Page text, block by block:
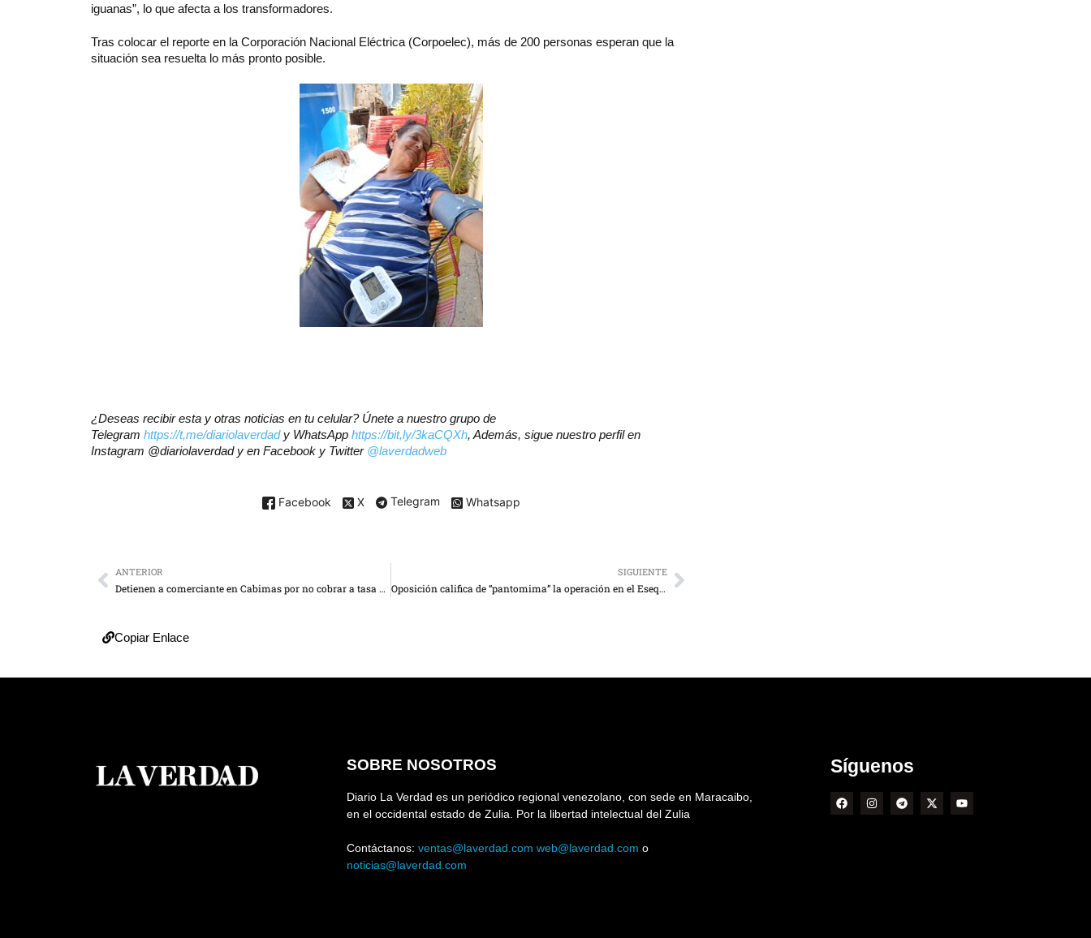
iguanas”, lo que afecta a los transformadores.
Tras colocar el reporte en la Corporación Nacional Eléctrica (Corpoelec), más de 200 personas esperan que la
situación sea resuelta lo más pronto posible.
¿Deseas recibir esta y otras noticias en tu celular? Únete a nuestro grupo de
Telegram https://t,me/diariolaverdady WhatsApp https://bit,ly/3kaCQXh, Además, sigue nuestro perfil en
Instagram @diariolaverdad y en Facebook y Twitter @laverdadweb
Facebook X Telegram Whatsapp
ANTERIOR
Detienen a comerciante en Cabimas por no cobrar a tasa BCV
SIGUIENTE
Oposición califica de “pantomima” la operación en el Esequibo denunciada por Maduro
Copiar Enlace
SOBRE NOSOTROS
Diario La Verdad es un periódico regional venezolano, con sede en Maracaibo,
en el occidental estado de Zulia. Por la libertad intelectual del Zulia
Contáctanos: ventas@laverdad.com web@laverdad.com o
noticias@laverdad.com
Síguenos